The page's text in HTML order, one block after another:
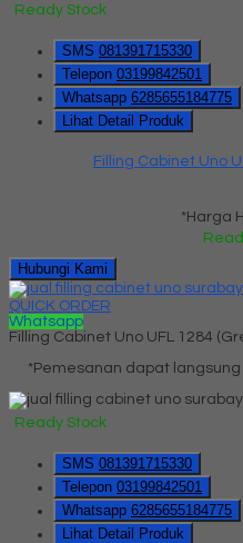
Ready Stock
SMS 081391715330
Telepon 03199842501
Whatsapp 6285655184775
Lihat Detail Produk
Filling Cabinet Uno
*Harga
Hubungi Kami
QUICK ORDER
Whatsapp
Filling Cabinet Uno UFL 1284
*Pemesanan dapat
Ready Stock
SMS 081391715330
Telepon 03199842501
Whatsapp 6285655184775
Lihat Detail Produk